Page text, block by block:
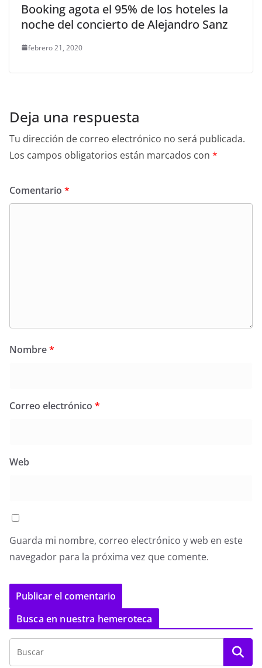
Booking agota el 95% de los hoteles la
noche del concierto de Alejandro Sanz
febrero 21, 2020
Deja una respuesta
Tu dirección de correo electrónico no será publicada.
Los campos obligatorios están marcados con *
Comentario *
Nombre*
Correo electrónico *
Web
Guarda mi nombre, correo electrónico y web en este
navegador para la próxima vez que comente.
Busca en nuestra hemeroteca